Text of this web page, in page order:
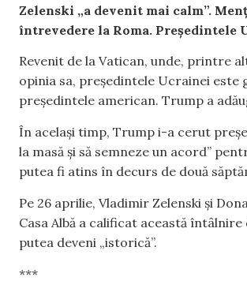
Zelenski „a devenit mai calm”.
întrevedere la Roma. Președintele
Revenit de la Vatican, unde, printre
opinia sa, președintele Ucrainei este
președintele american. Trump a
În același timp, Trump i-a cerut
la masă și să semneze un acord”
putea fi atins în decurs de două
Pe 26 aprilie, Vladimir Zelenski și
Casa Albă a calificat această
putea deveni „istorică”.
***